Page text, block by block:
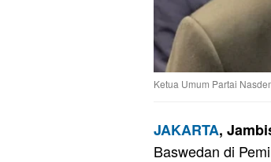
Ketua Umum Partai
JAKARTA,
Baswedan di